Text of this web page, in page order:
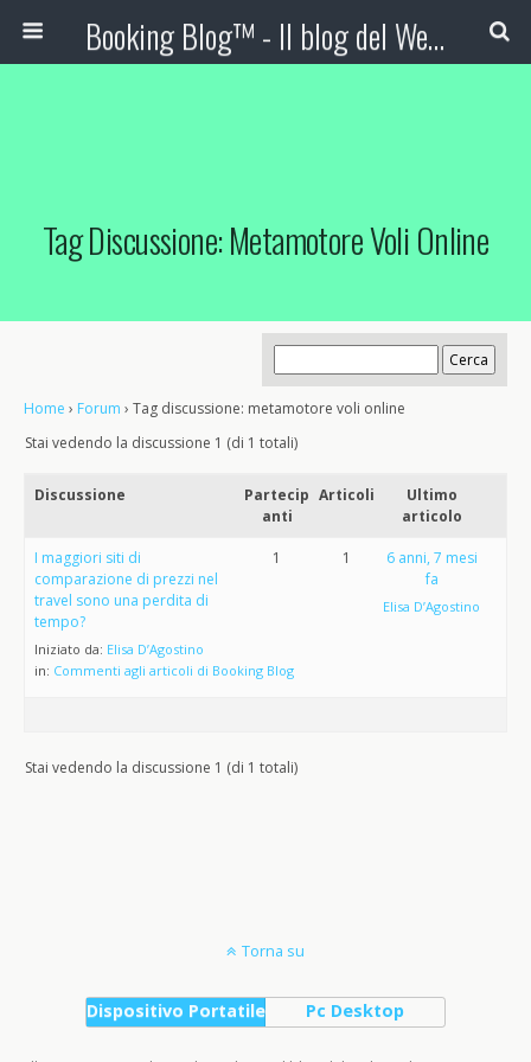
Booking Blog™ - Il blog del Web Marketing Turistico
Tag Discussione: Metamotore Voli Online
Home › Forum › Tag discussione: metamotore voli online
Stai vedendo la discussione 1 (di 1 totali)
Discussione
Partecip
anti
Articoli
Ultimo
articolo
I maggiori siti di
comparazione di prezzi nel
travel sono una perdita di
tempo?
Iniziato da: Elisa D’Agostino
in: Commenti agli articoli di Booking Blog
1 1
6 anni, 7 mesi
fa
Elisa D’Agostino
Stai vedendo la discussione 1 (di 1 totali)
Torna su
Dispositivo Portatile Pc Desktop